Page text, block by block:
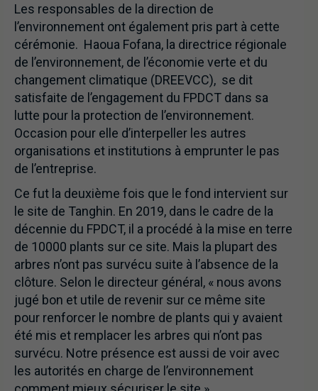
Les responsables de la direction de
l’environnement ont également pris part à cette
cérémonie. Haoua Fofana, la directrice régionale
de l’environnement, de l’économie verte et du
changement climatique (DREEVCC), se dit
satisfaite de l’engagement du FPDCT dans sa
lutte pour la protection de l’environnement.
Occasion pour elle d’interpeller les autres
organisations et institutions à emprunter le pas
de l’entreprise.
Ce fut la deuxième fois que le fond intervient sur
le site de Tanghin. En 2019, dans le cadre de la
décennie du FPDCT, il a procédé à la mise en terre
de 10000 plants sur ce site. Mais la plupart des
arbres n’ont pas survécu suite à l’absence de la
clôture. Selon le directeur général, « nous avons
jugé bon et utile de revenir sur ce même site
pour renforcer le nombre de plants qui y avaient
été mis et remplacer les arbres qui n’ont pas
survécu. Notre présence est aussi de voir avec
les autorités en charge de l’environnement